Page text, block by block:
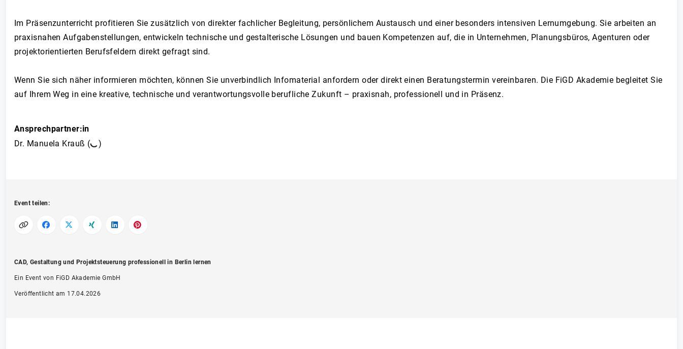
Im Präsenzunterricht profitieren Sie zusätzlich von direkter fachlicher Begleitung, persönlichem Austausch und einer besonders intensiven Lernumgebung. Sie arbeiten an
praxisnahen Aufgabenstellungen, entwickeln technische und gestalterische Lösungen und bauen Kompetenzen auf, die in Unternehmen, Planungsbüros, Agenturen oder
projektorientierten Berufsfeldern direkt gefragt sind.
Wenn Sie sich näher informieren möchten, können Sie unverbindlich Infomaterial anfordern oder direkt einen Beratungstermin vereinbaren. Die FiGD Akademie begleitet Sie
auf Ihrem Weg in eine kreative, technische und verantwortungsvolle berufliche Zukunft – praxisnah, professionell und in Präsenz.
Ansprechpartner:in
Dr. Manuela Krauß (
)
Event teilen:
CAD, Gestaltung und Projektsteuerung professionell in Berlin lernen
Ein Event von FiGD Akademie GmbH
Veröffentlicht am 17.04.2026